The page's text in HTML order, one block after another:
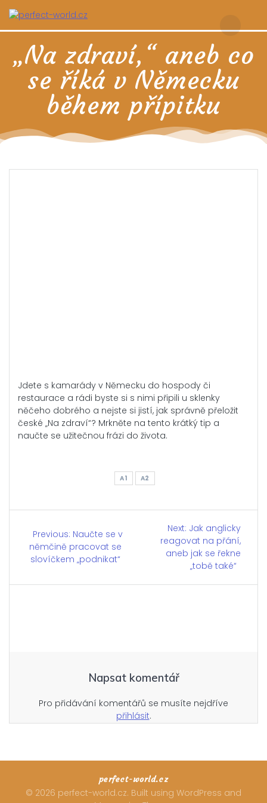
content
„Na zdraví,“ aneb co
se říká v Německu
během přípitku
Jdete s kamarády v Německu do hospody či
restaurace a rádi byste si s nimi připili u sklenky
něčeho dobrého a nejste si jistí, jak správně přeložit
české „Na zdraví“? Mrkněte na tento krátký tip a
naučte se užitečnou frázi do života.
A1 A2
Navigace
pro
příspěvek
Previous: Previous
post:
Naučte se v
němčině pracovat se
slovíčkem „podnikat“
Next: Next
post:
Jak anglicky
reagovat na přání,
aneb jak se řekne
„tobě také“
Napsat komentář
Pro přidávání komentářů se musíte nejdříve
přihlásit.
perfect-world.cz
© 2026 perfect-world.cz. Built using WordPress and